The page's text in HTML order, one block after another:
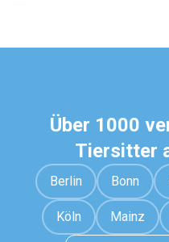
Über 1000
Tiersitter
Berlin Bonn
Köln Mainz